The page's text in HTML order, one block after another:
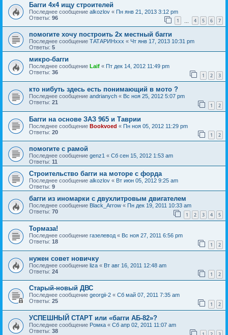
Багги 4х4 ищу строителей
Последнее сообщение alkozlov « Пн янв 21, 2013 3:12 pm
Ответы: 96 1 4 5 6 7
помогите хочу построить 2х местный багги
Последнее сообщение ТАТАРИНххх « Чт янв 17, 2013 10:31 pm
Ответы: 5
микро-багги
Последнее сообщение Laif « Пт дек 14, 2012 11:49 pm
Ответы: 36 1 2 3
кто нибуть здесь есть понимающий в мото ?
Последнее сообщение andrianych « Вс ноя 25, 2012 5:07 pm
Ответы: 21 1 2
Багги на основе ЗАЗ 965 и Таврии
Последнее сообщение Bookvoed « Пн ноя 05, 2012 11:29 pm
Ответы: 20 1 2
помогите с рамой
Последнее сообщение genz1 « Сб сен 15, 2012 1:53 am
Ответы: 11
Строительство багги на моторе с форда
Последнее сообщение alkozlov « Вт июн 05, 2012 9:25 am
Ответы: 9
багги из иномарки с двухлитровым двигателем
Последнее сообщение Black_Arrow « Пн дек 19, 2011 10:33 am
Ответы: 70 1 2 3 4 5
Тормаза!
Последнее сообщение газелевод « Вс ноя 27, 2011 6:56 pm
Ответы: 18 1 2
нужен совет новичку
Последнее сообщение liza « Вт авг 16, 2011 12:48 am
Ответы: 24 1 2
Старый-новый ДВС
Последнее сообщение georgii-2 « Сб май 07, 2011 7:35 am
Ответы: 25 1 2
УСПЕШНЫЙ СТАРТ или «багги АБ-82»?
Последнее сообщение Ромка « Сб апр 02, 2011 11:07 am
Ответы: 38